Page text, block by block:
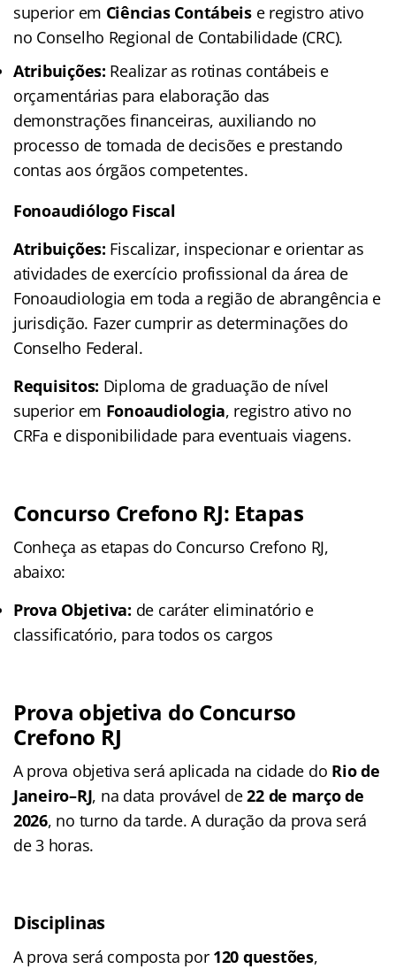
superior em Ciências Contábeise registro ativo
no Conselho Regional de Contabilidade (CRC).
Atribuições: Realizar as rotinas contábeis e
orçamentárias para elaboração das
demonstrações financeiras, auxiliando no
processo de tomada de decisões e prestando
contas aos órgãos competentes.
Fonoaudiólogo Fiscal
Atribuições: Fiscalizar, inspecionar e orientar as
atividades de exercício profissional da área de
Fonoaudiologia em toda a região de abrangência e
jurisdição. Fazer cumprir as determinações do
Conselho Federal.
Requisitos: Diploma de graduação de nível
superior em Fonoaudiologia, registro ativo no
CRFa e disponibilidade para eventuais viagens.
Concurso Crefono RJ: Etapas
Conheça as etapas do Concurso Crefono RJ,
abaixo:
Prova Objetiva: de caráter eliminatório e
classificatório, para todos os cargos
Prova objetiva do Concurso
Crefono RJ
A prova objetiva será aplicada na cidade do Rio de
Janeiro–RJ, na data provável de22 de março de
2026, no turno da tarde. A duração da prova será
de 3 horas.
Disciplinas
A prova será composta por 120 questões,